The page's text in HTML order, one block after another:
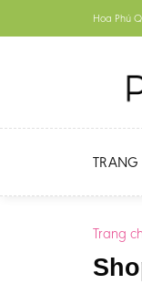
to
Hoa Phú
Trang